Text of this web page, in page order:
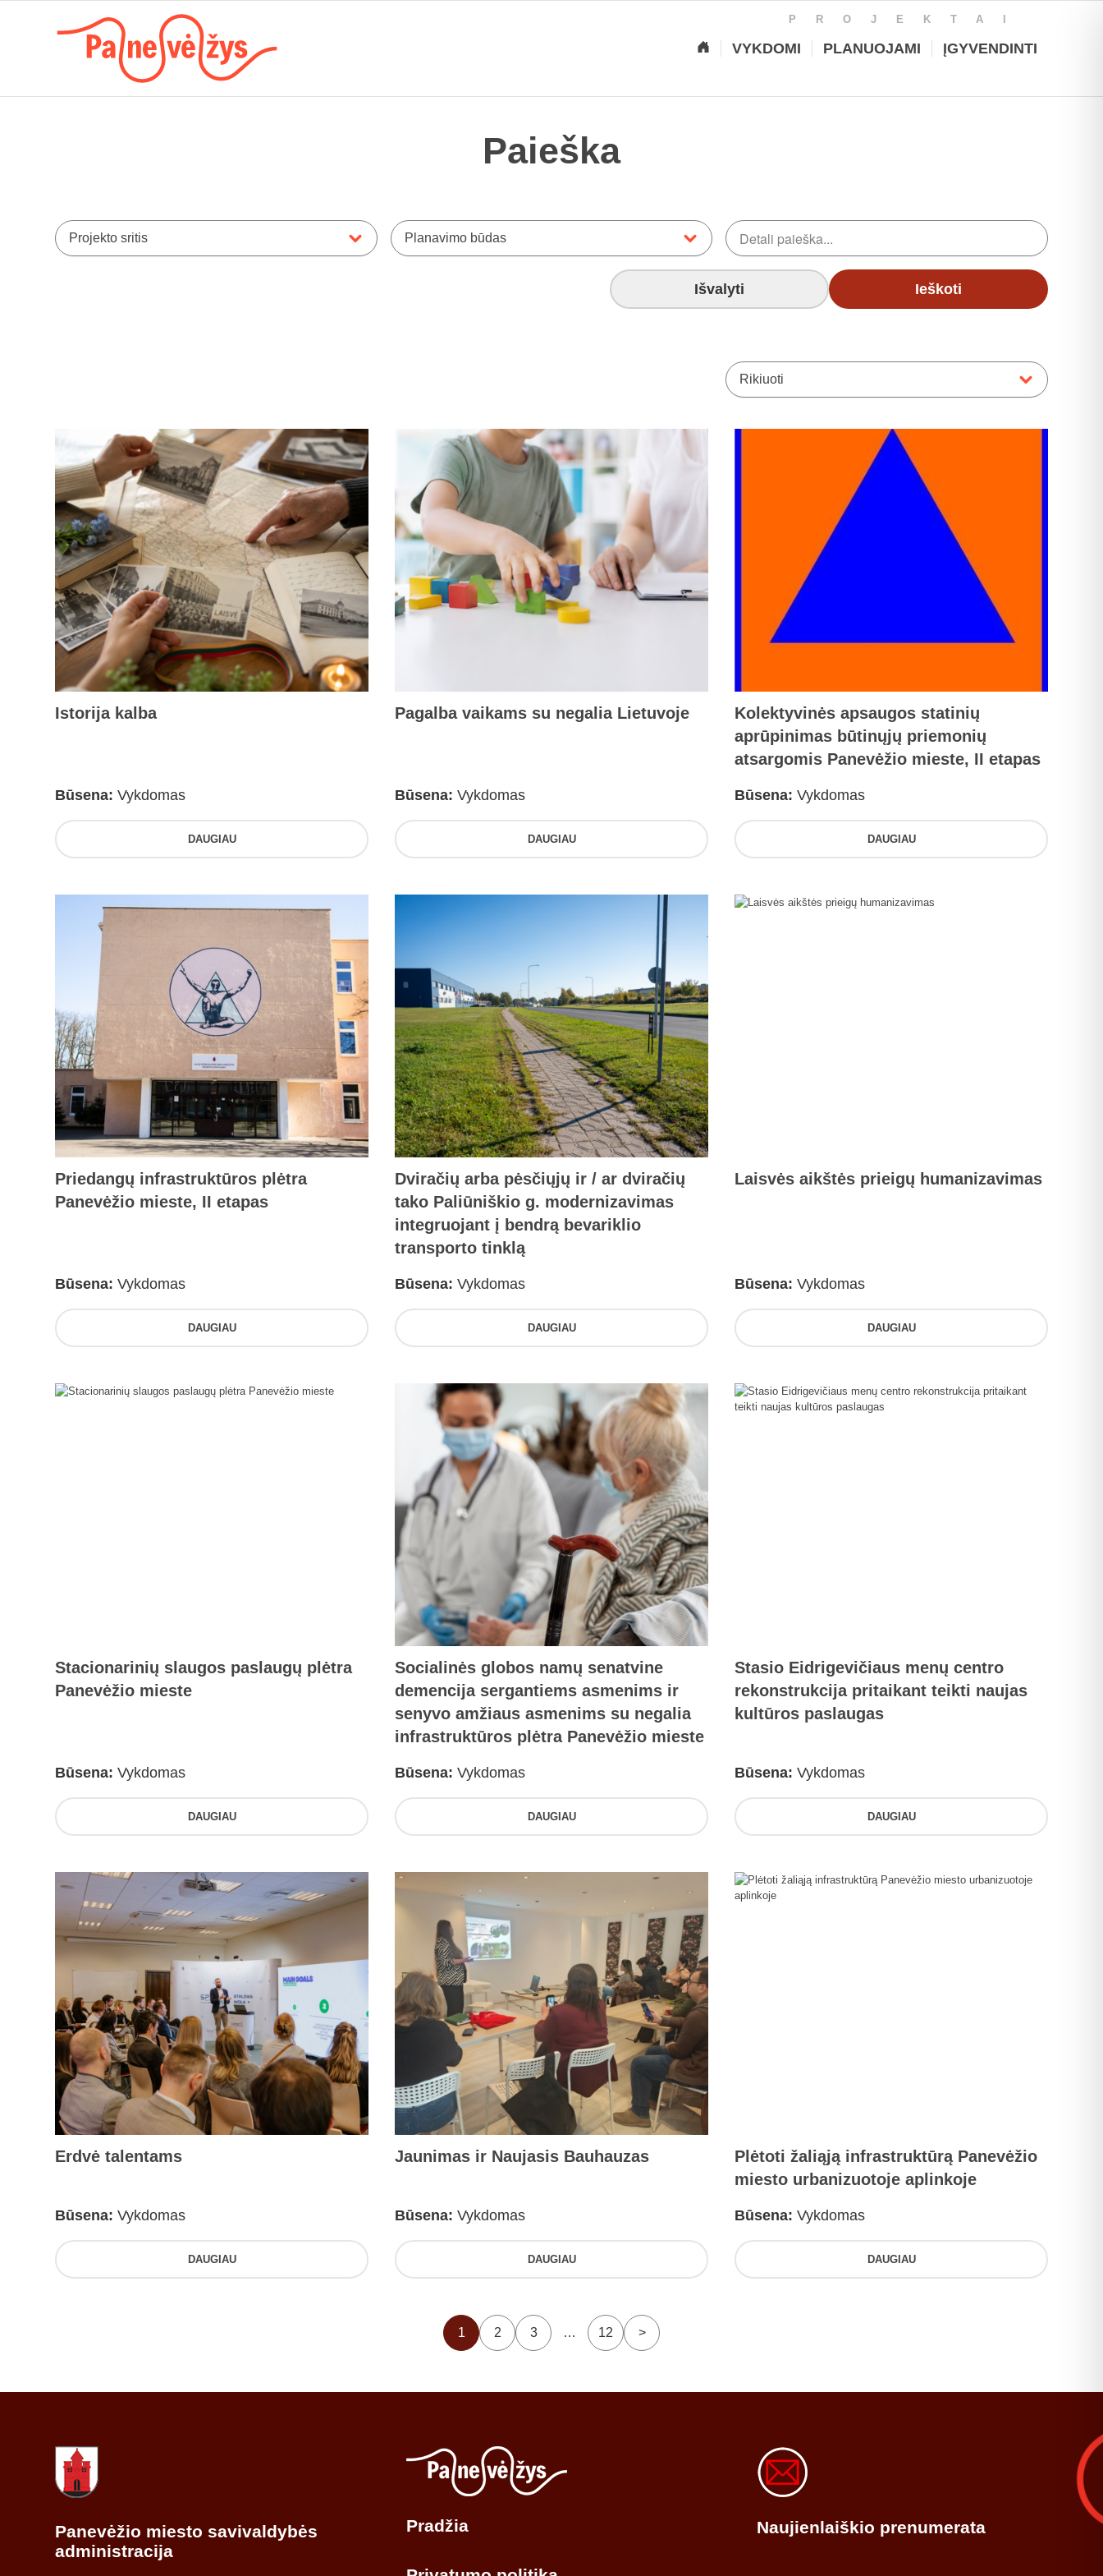
PROJEKTAI
VYKDOMI PLANUOJAMI ĮGYVENDINTI
Paieška
Projekto sritis Planavimo būdas
Išvalyti Ieškoti
Rikiuoti
Istorija kalba
Būsena: Vykdomas
DAUGIAU
Pagalba vaikams su negalia Lietuvoje
Būsena: Vykdomas
DAUGIAU
Kolektyvinės apsaugos statinių
aprūpinimas būtinųjų priemonių
atsargomis Panevėžio mieste, II etapas
Būsena: Vykdomas
DAUGIAU
Priedangų infrastruktūros plėtra
Panevėžio mieste, II etapas
Būsena: Vykdomas
DAUGIAU
Dviračių arba pėsčiųjų ir / ar dviračių
tako Paliūniškio g. modernizavimas
integruojant į bendrą bevariklio
transporto tinklą
Būsena: Vykdomas
DAUGIAU
Laisvės aikštės prieigų humanizavimas
Būsena: Vykdomas
DAUGIAU
Stacionarinių slaugos paslaugų plėtra
Panevėžio mieste
Būsena: Vykdomas
DAUGIAU
Socialinės globos namų senatvine
demencija sergantiems asmenims ir
senyvo amžiaus asmenims su negalia
infrastruktūros plėtra Panevėžio mieste
Būsena: Vykdomas
DAUGIAU
Stasio Eidrigevičiaus menų centro
rekonstrukcija pritaikant teikti naujas
kultūros paslaugas
Būsena: Vykdomas
DAUGIAU
Erdvė talentams
Būsena: Vykdomas
DAUGIAU
Jaunimas ir Naujasis Bauhauzas
Būsena: Vykdomas
DAUGIAU
Plėtoti žaliąją infrastruktūrą Panevėžio
miesto urbanizuotoje aplinkoje
Būsena: Vykdomas
DAUGIAU
1 2 3 … 12 >
Panevėžio miesto savivaldybės
administracija
Pradžia Naujienlaiškio prenumerata